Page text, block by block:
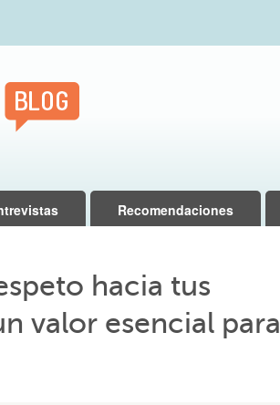
Recomendaciones
hacia tus
valor esencial para